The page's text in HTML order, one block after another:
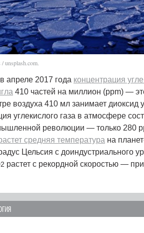
unsplash.com.
апреле 2017 года концентрация
410 частей на миллион (ppm) —
воздуха 410 мл занимает диоксид
углекислого газа в атмосфере
революции — только 280
средняя температура на
Цельсия с доиндустриального
растет с рекордной скоростью —